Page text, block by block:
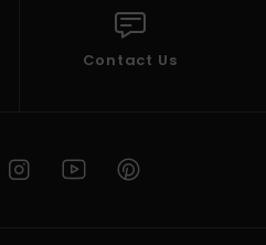
Contact Us